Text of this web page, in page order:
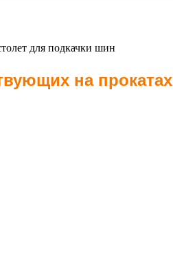
для подкачки шин
на